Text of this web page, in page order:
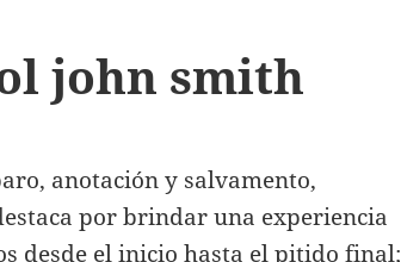
john smith
anotación y salvamento,
por brindar una experiencia
desde el inicio hasta el pitido final;